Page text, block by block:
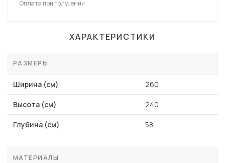
Оплата при получении
ХАРАКТЕРИСТИКИ
РАЗМЕРЫ
Ширина (см) 260
Высота (см) 240
Глубина (см) 58
МАТЕРИАЛЫ